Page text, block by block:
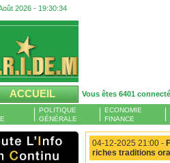
2026 - 19:30:34
ACCUEIL Vous êtes 6401
POLITIQUE
GÉNÉRALE
ECONOMIE
FINANCE
04-12-2025 21:00 -
riches traditions